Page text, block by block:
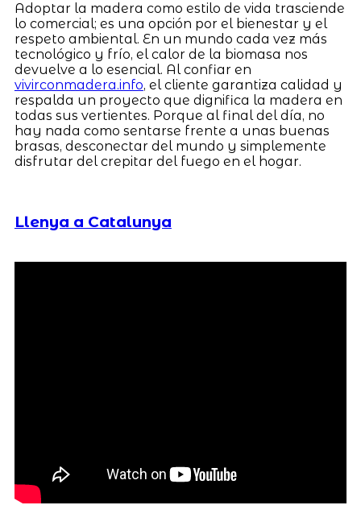
Adoptar la madera como estilo de vida trasciende
lo comercial; es una opción por el bienestar y el
respeto ambiental. En un mundo cada vez más
tecnológico y frío, el calor de la biomasa nos
devuelve a lo esencial. Al confiar en
vivirconmadera.info, el cliente garantiza calidad y
respalda un proyecto que dignifica la madera en
todas sus vertientes. Porque al final del día, no
hay nada como sentarse frente a unas buenas
brasas, desconectar del mundo y simplemente
disfrutar del crepitar del fuego en el hogar.
Llenya a Catalunya